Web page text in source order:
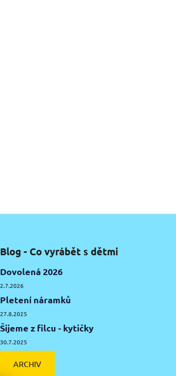
Blog - Co vyrábět s dětmi
Dovolená 2026
2.7.2026
Pletení náramků
27.8.2025
Šijeme z filcu - kytičky
30.7.2025
ARCHIV